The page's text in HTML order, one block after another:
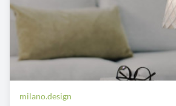
milano.design